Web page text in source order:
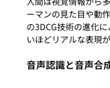
ーマンの見た目や動
の3DCG技術の進化
音声認識と音声合